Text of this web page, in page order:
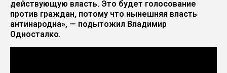
действующую власть. Это будет голосование
против граждан, потому что нынешняя власть
антинародна», — подытожил Владимир
Односталко.